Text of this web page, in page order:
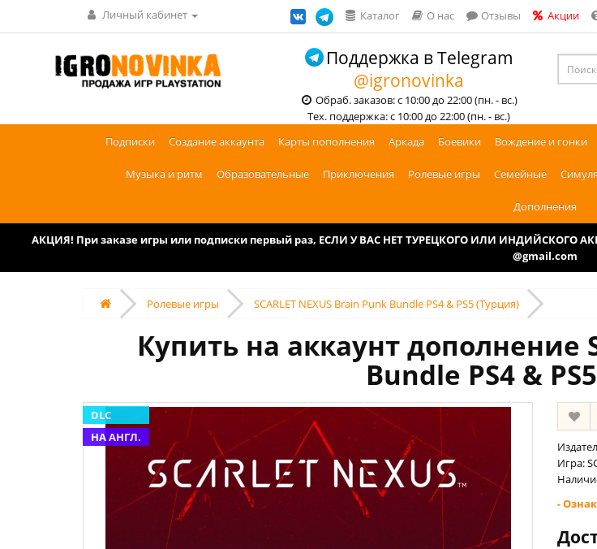
Личный кабинет Каталог О нас Отзывы Акции
Поддержка в Telegram
@igronovinka
Обраб. заказов: с 10:00 до 22:00 (пн. - вс.)
Тех. поддержка: с 10:00 до 22:00 (пн. - вс.)
Подписки Создание аккаунта Карты пополнения Аркада Боевики Вождение и гонки
Музыка и ритм Образовательные Приключения Ролевые игры Семейные
Дополнения
АКЦИЯ! При заказе игры или подписки первый раз, ЕСЛИ У ВАС НЕТ ТУРЕЦКОГО ИЛИ ИНДИЙСКОГО
@gmail.com
Ролевые игры SCARLET NEXUS Brain Punk Bundle PS4 & PS5 (Турция)
Купить на аккаунт дополнение
Bundle PS4 &
DLC
НА АНГЛ.
Игра:
-